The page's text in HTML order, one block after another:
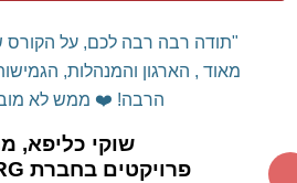
"תודה רבה רבה לכם, על
מאוד , הארגון והמנהלות,
הרבה! ❤️ ממש לא
שוקי כליפא,
פרויקטים בחברת CRG הנדסה